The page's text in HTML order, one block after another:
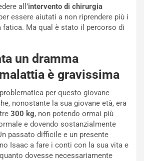
all’intervento di chirurgia
essere aiutati a non riprendere più i
Ma qual è stato il percorso di
un dramma
è gravissima
per questo giovane
nonostante la sua giovane età, era
300 kg, non potendo ormai più
e dovendo sostanzialmente
passato difficile e un presente
Isaac a fare i conti con la sua vita e
dovesse necessariamente